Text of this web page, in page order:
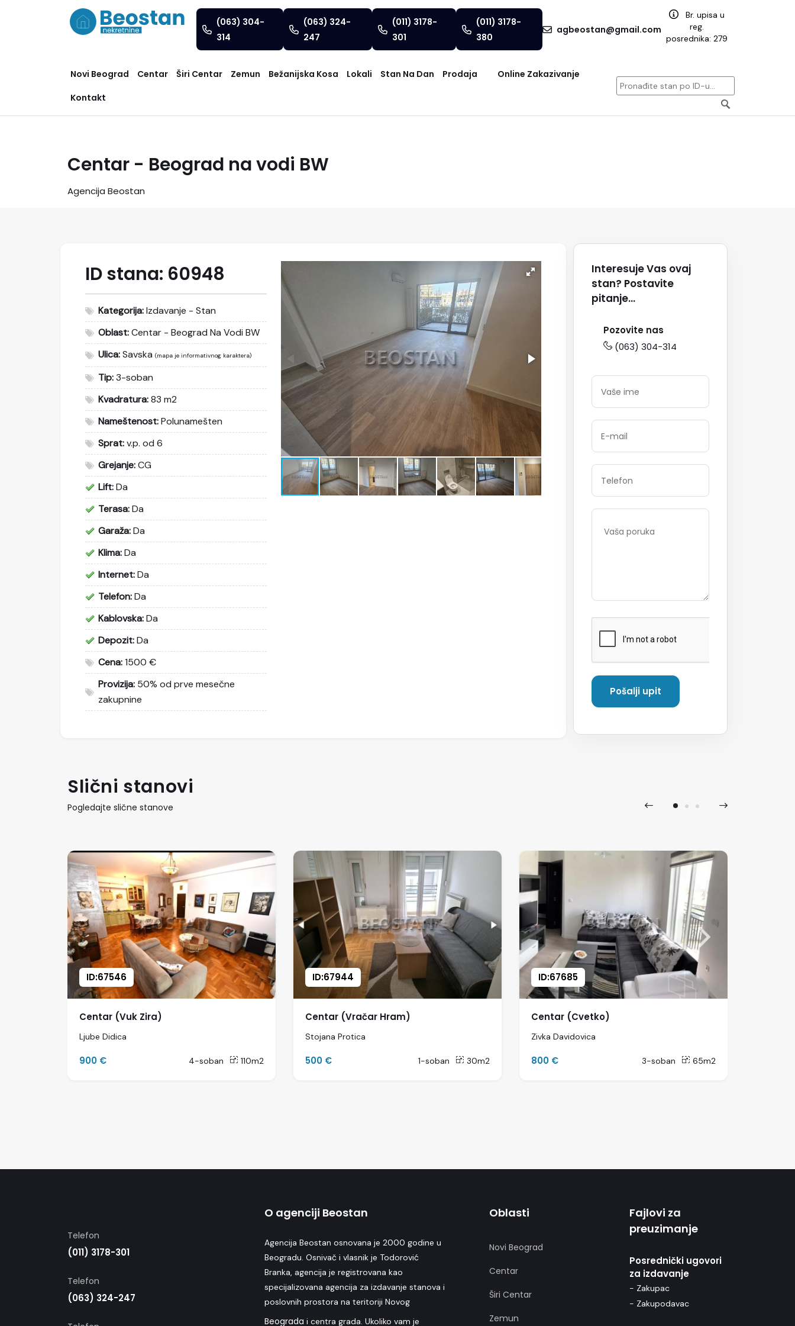
(063) 304-
314
(063) 324-
247
(011) 3178-
301
(011) 3178-
380
agbeostan@gmail.com
Br. upisa u
reg.
posrednika: 279
Novi Beograd Centar Širi Centar Zemun Bežanijska Kosa Lokali Stan Na Dan Prodaja
Online Zakazivanje
Kontakt
Centar - Beograd na vodi BW
Agencija Beostan
ID stana: 60948
Kategorija:Izdavanje - Stan
Oblast:Centar - Beograd Na Vodi BW
Ulica:Savska (mapa je informativnog karaktera)
Tip:3-soban
Kvadratura:83 m2
Nameštenost:Polunamešten
Sprat:v.p. od 6
Grejanje:CG
Lift:Da
Terasa:Da
Garaža:Da
Klima:Da
Internet:Da
Telefon:Da
Kablovska:Da
Depozit:Da
Cena:1500 €
Provizija: 50% od prve mesečne
zakupnine
Interesuje Vas ovaj
stan? Postavite
pitanje...
Pozovite nas
(063) 304-314
Slični stanovi
Pogledajte slične stanove
ID:67546
Centar (Vuk Zira)
Ljube Didica
900 € 4-soban 110m2
ID:67944
Centar (Vračar Hram)
Stojana Protica
500 € 1-soban 30m2
ID:67685
Centar (Cvetko)
Zivka Davidovica
800 € 3-soban 65m2
Telefon
(011) 3178-301
Telefon
(063) 324-247
O agenciji Beostan
Agencija Beostan osnovana je 2000 godine u
Beogradu. Osnivač i vlasnik je Todorović
Branka, agencija je registrovana kao
specijalizovana agencija za izdavanje stanova i
poslovnih prostora na teritoriji Novog
Beograda i centra grada. Ukoliko vam je
Oblasti
Novi Beograd
Centar
Širi Centar
Zemun
Fajlovi za
preuzimanje
Posrednički ugovori
za izdavanje
- Zakupac
- Zakupodavac